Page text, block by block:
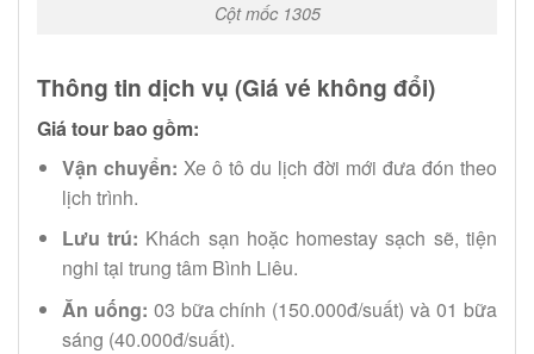
Cột mốc 1305
Thông tin dịch vụ (Giá vé không đổi)
Giá tour bao gồm:
Vận chuyển: Xe ô tô du lịch đời mới đưa đón theo
lịch trình.
Lưu trú: Khách sạn hoặc homestay sạch sẽ, tiện
nghi tại trung tâm Bình Liêu.
Ăn uống: 03 bữa chính (150.000đ/suất) và 01 bữa
sáng (40.000đ/suất).